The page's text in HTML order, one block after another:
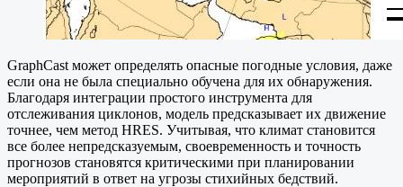
GraphCast может определять опасные погодные условия, даже
если она не была специально обучена для их обнаружения.
Благодаря интеграции простого инструмента для
отслеживания циклонов, модель предсказывает их движение
точнее, чем метод HRES. Учитывая, что климат становится
все более непредсказуемым, своевременность и точность
прогнозов становятся критическими при планировании
мероприятий в ответ на угрозы стихийных бедствий.